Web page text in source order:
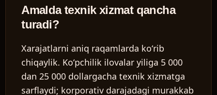
Amalda texnik xizmat qancha
turadi?
Xarajatlarni aniq raqamlarda koʻrib
chiqaylik. Koʻpchilik ilovalar yiliga 5 000
dan 25 000 dollargacha texnik xizmatga
sarflaydi; korporativ darajadagi murakkab